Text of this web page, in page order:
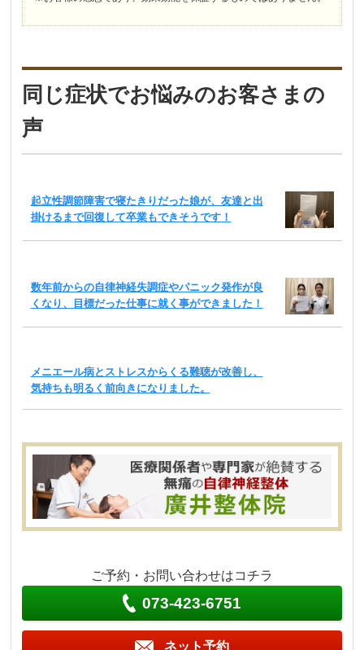
同じ症状でお悩みのお客さまの
声
起立性調節障害で寝たきりだった娘が、友達と出
掛けるまで回復して卒業もできそうです！
数年前からの自律神経失調症やパニック発作が良
くなり、目標だった仕事に就く事ができました！
メニエール病とストレスからくる難聴が改善し、
気持ちも明るく前向きになりました。
ご予約・お問い合わせはコチラ
073-423-6751
ネット予約